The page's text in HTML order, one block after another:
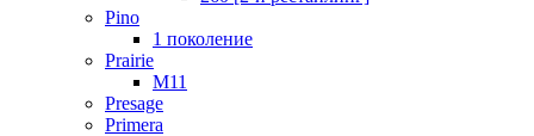
Pino
1 поколение
Prairie
M11
Presage
Primera